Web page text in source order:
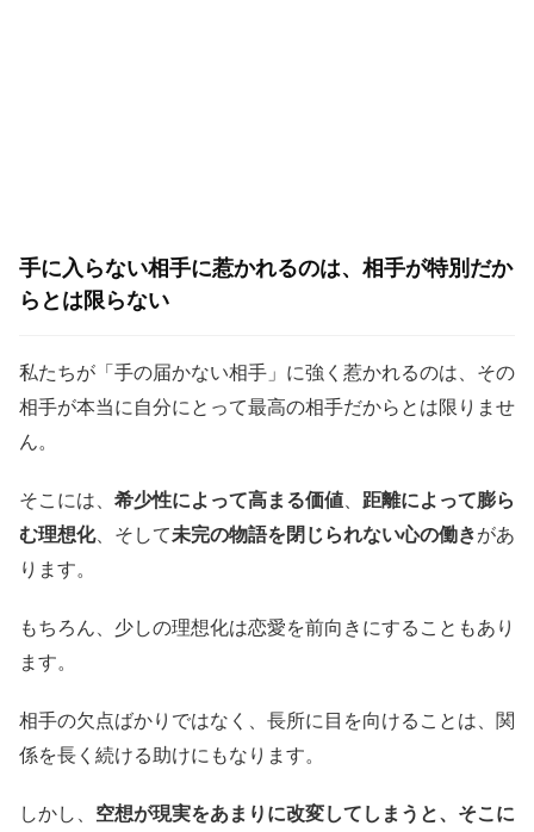
手に入らない相手に惹かれるのは、相手が特別だか
らとは限らない
私たちが「手の届かない相手」に強く惹かれるのは、その
相手が本当に自分にとって最高の相手だからとは限りませ
ん。
そこには、 希少性によって高まる価値、 距離によって膨ら
む理想化、そして未完の物語を閉じられない心の働きがあ
ります。
もちろん、少しの理想化は恋愛を前向きにすることもあり
ます。
相手の欠点ばかりではなく、長所に目を向けることは、関
係を長く続ける助けにもなります。
しかし、 空想が現実をあまりに改変してしまうと、そこに